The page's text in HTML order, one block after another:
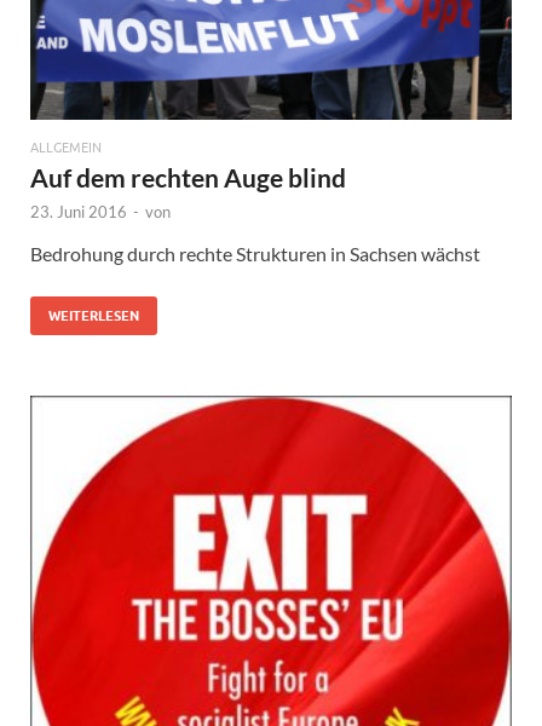
ALLGEMEIN
Auf dem rechten Auge blind
23. Juni 2016 - von
Bedrohung durch rechte Strukturen in Sachsen wächst
WEITERLESEN